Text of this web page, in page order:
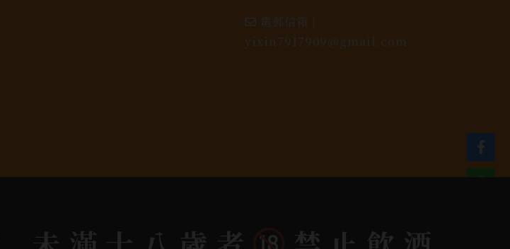
電郵信箱 |
yixin7917909@gmail.com